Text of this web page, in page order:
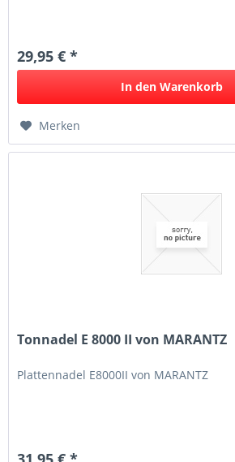
29,95 € *
In den Warenkorb
Merken
Tonnadel E 8000 II von MARANTZ
Plattennadel E8000II von MARANTZ